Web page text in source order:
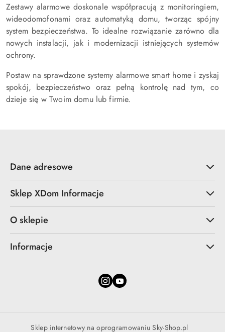
Zestawy alarmowe doskonale współpracują z monitoringiem,
wideodomofonami oraz automatyką domu, tworząc spójny
system bezpieczeństwa. To idealne rozwiązanie zarówno dla
nowych instalacji, jak i modernizacji istniejących systemów
ochrony.
Postaw na sprawdzone systemy alarmowe smart home i zyskaj
spokój, bezpieczeństwo oraz pełną kontrolę nad tym, co
dzieje się w Twoim domu lub firmie.
Dane adresowe
Sklep XDom Informacje
O sklepie
Informacje
Sklep internetowy na oprogramowaniu Sky-Shop.pl